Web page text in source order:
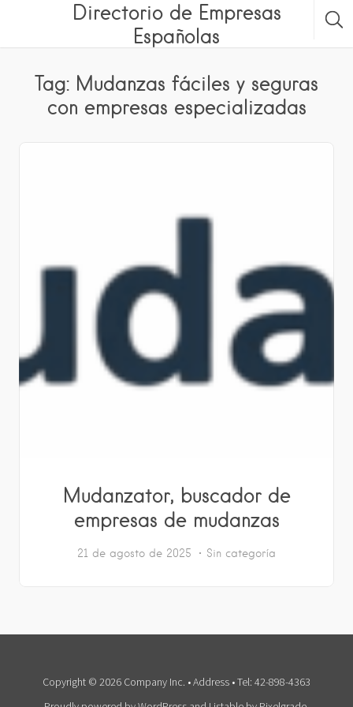
Directorio de Empresas
Españolas
Tag: Mudanzas fáciles y seguras
con empresas especializadas
Mudanzator, buscador de
empresas de mudanzas
21 de agosto de 2025 Sin categoría
Copyright © 2026 Company Inc. • Address • Tel: 42-898-4363